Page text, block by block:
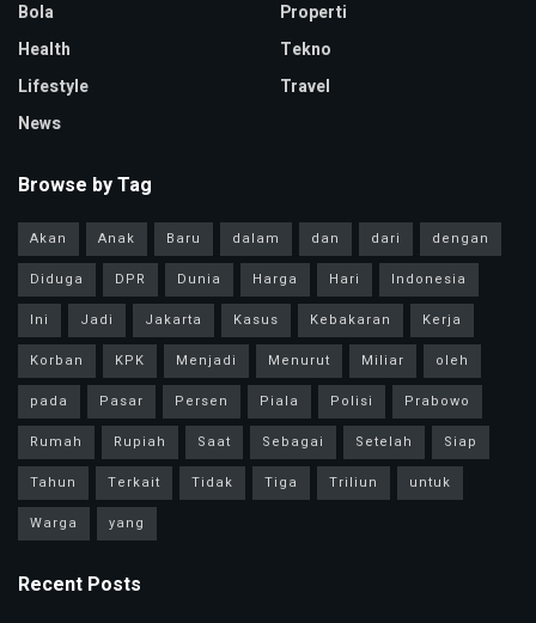
Bola
Health
Lifestyle
News
Properti
Tekno
Travel
Browse by Tag
Akan Anak Baru dalam dan dari
dengan
Diduga
DPR Dunia Harga Hari
Indonesia
Ini
Jadi Jakarta Kasus Kebakaran
Kerja
Korban
KPK Menjadi Menurut Miliar
oleh
pada
Pasar Persen Piala Polisi
Prabowo
Rumah
Rupiah Saat Sebagai Setelah
Siap
Tahun
Terkait Tidak Tiga Triliun
untuk
Warga
yang
Recent Posts